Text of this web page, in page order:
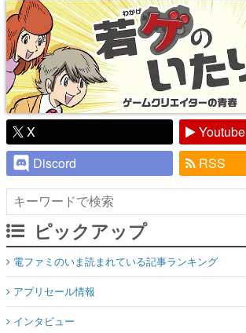
X
Youtube
Discord
RSS
ピックアップ
電ファミのいま読まれている記事ランキング
アプリセール情報
インタビュー